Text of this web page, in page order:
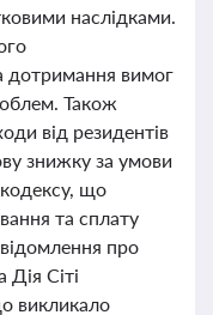
наслідками.
дотримання вимог
Також
від резидентів
знижку за умови
що
та сплату
про
Сіті
викликало